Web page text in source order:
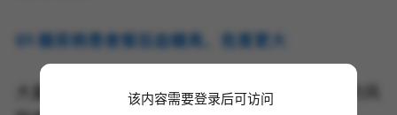
该内容需要登录后可访问